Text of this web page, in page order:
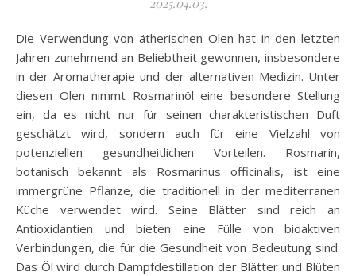
Die Verwendung von ätherischen Ölen hat in den letzten
Jahren zunehmend an Beliebtheit gewonnen, insbesondere
in der Aromatherapie und der alternativen Medizin. Unter
diesen Ölen nimmt Rosmarinöl eine besondere Stellung
ein, da es nicht nur für seinen charakteristischen Duft
geschätzt wird, sondern auch für eine Vielzahl von
potenziellen gesundheitlichen Vorteilen. Rosmarin,
botanisch bekannt als Rosmarinus officinalis, ist eine
immergrüne Pflanze, die traditionell in der mediterranen
Küche verwendet wird. Seine Blätter sind reich an
Antioxidantien und bieten eine Fülle von bioaktiven
Verbindungen, die für die Gesundheit von Bedeutung sind.
Das Öl wird durch Dampfdestillation der Blätter und Blüten